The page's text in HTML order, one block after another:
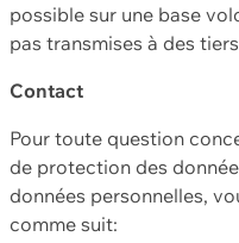
possible sur une base
pas transmises à des
Contact
Pour toute question
de protection des
données personnelles,
comme suit: